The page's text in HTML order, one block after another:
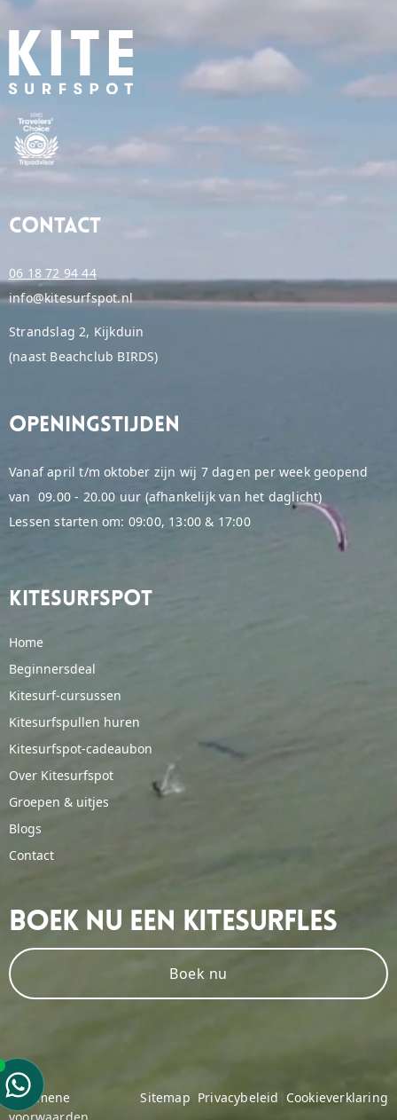
Contact
06 18 72 94 44
info@kitesurfspot.nl
Strandslag 2, Kijkduin
(naast Beachclub BIRDS)
Openingstijden
Vanaf april t/m oktober zijn wij 7 dagen per week geopend
van 09.00 - 20.00 uur (afhankelijk van het daglicht)
Lessen starten om: 09:00, 13:00 & 17:00
Kitesurfspot
Home
Beginnersdeal
Kitesurf-cursussen
Kitesurfspullen huren
Kitesurfspot-cadeaubon
Over Kitesurfspot
Groepen & uitjes
Blogs
Contact
Boek Nu Een Kitesurfles
Boek nu
Algemene
voorwaarden
|Sitemap Privacybeleid | Cookieverklaring